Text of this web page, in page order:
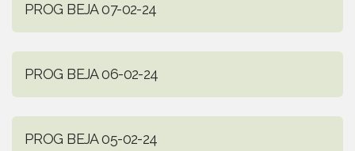
PROG BEJA 07-02-24
PROG BEJA 06-02-24
PROG BEJA 05-02-24